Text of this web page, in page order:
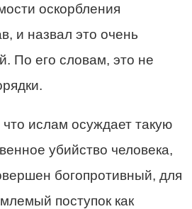
оскорбления
и назвал это очень
По его словам, это не
ислам осуждает такую
убийство человека,
богопротивный, для
поступок как